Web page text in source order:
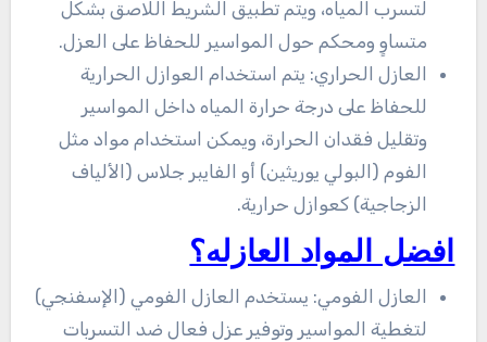
لتسرب المياه، ويتم تطبيق الشريط اللاصق بشكل
متساوٍ ومحكم حول المواسير للحفاظ على العزل.
العازل الحراري: يتم استخدام العوازل الحرارية
للحفاظ على درجة حرارة المياه داخل المواسير
وتقليل فقدان الحرارة، ويمكن استخدام مواد مثل
الفوم (البولي يوريثين) أو الفايبر جلاس (الألياف
الزجاجية) كعوازل حرارية.
افضل المواد العازله؟
العازل الفومي: يستخدم العازل الفومي (الإسفنجي)
لتغطية المواسير وتوفير عزل فعال ضد التسربات